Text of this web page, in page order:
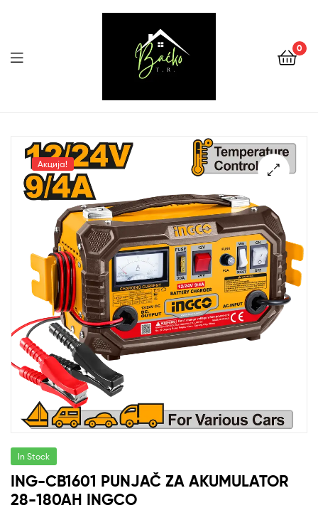
Backo
0
Menu
Акција!
In Stock
ING-CB1601 PUNJAČ ZA AKUMULATOR
28-180AH INGCO